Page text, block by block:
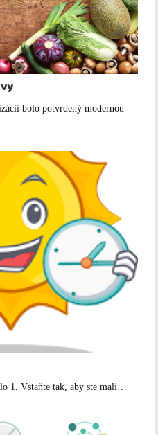
bolo potvrdený modernou
1. Vstaňte tak, aby ste mali…